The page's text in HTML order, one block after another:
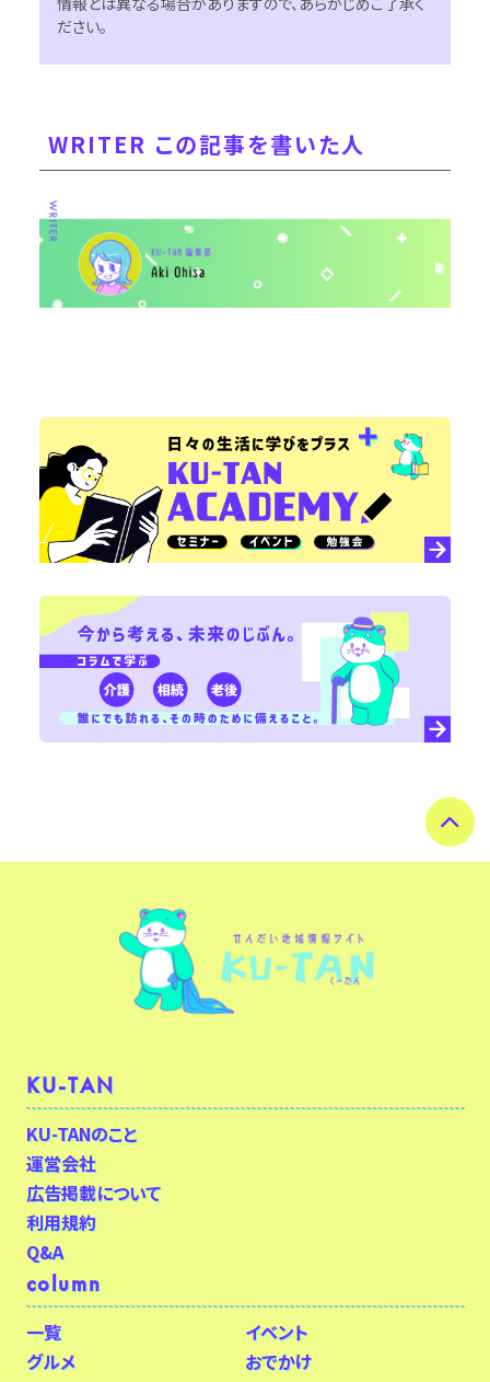
ださい。
WRITER この記事を書いた人
KU-TAN
KU-TANのこと
運営会社
広告掲載について
利用規約
Q&A
column
一覧
イベント
グルメ
おでかけ